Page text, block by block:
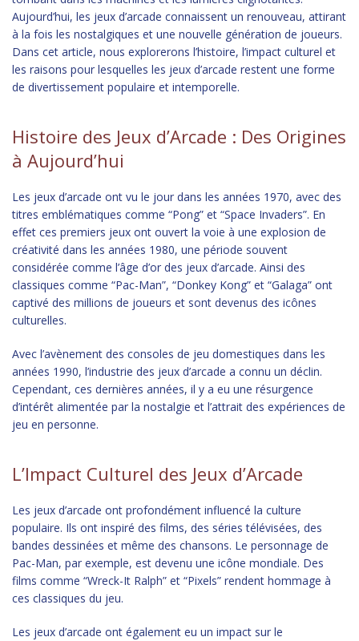
Aujourd’hui, les jeux d’arcade connaissent un renouveau, attirant
à la fois les nostalgiques et une nouvelle génération de joueurs.
Dans cet article, nous explorerons l’histoire, l’impact culturel et
les raisons pour lesquelles les jeux d’arcade restent une forme
de divertissement populaire et intemporelle.
Histoire des Jeux d’Arcade : Des Origines
à Aujourd’hui
Les jeux d’arcade ont vu le jour dans les années 1970, avec des
titres emblématiques comme “Pong” et “Space Invaders”. En
effet ces premiers jeux ont ouvert la voie à une explosion de
créativité dans les années 1980, une période souvent
considérée comme l’âge d’or des jeux d’arcade. Ainsi des
classiques comme “Pac-Man”, “Donkey Kong” et “Galaga” ont
captivé des millions de joueurs et sont devenus des icônes
culturelles.
Avec l’avènement des consoles de jeu domestiques dans les
années 1990, l’industrie des jeux d’arcade a connu un déclin.
Cependant, ces dernières années, il y a eu une résurgence
d’intérêt alimentée par la nostalgie et l’attrait des expériences de
jeu en personne.
L’Impact Culturel des Jeux d’Arcade
Les jeux d’arcade ont profondément influencé la culture
populaire. Ils ont inspiré des films, des séries télévisées, des
bandes dessinées et même des chansons. Le personnage de
Pac-Man, par exemple, est devenu une icône mondiale. Des
films comme “Wreck-It Ralph” et “Pixels” rendent hommage à
ces classiques du jeu.
Les jeux d’arcade ont également eu un impact sur le